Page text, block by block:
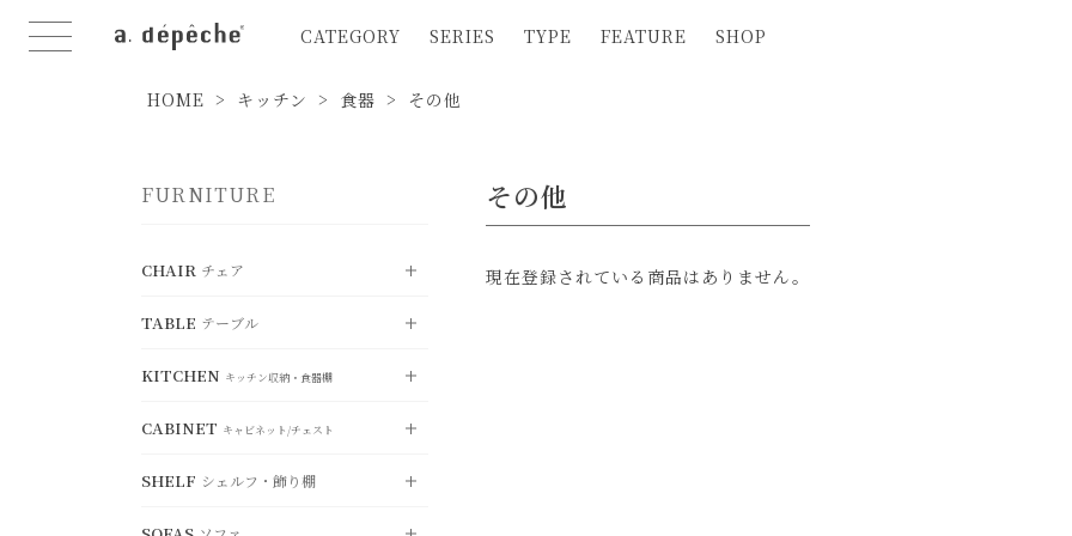
CATEGORY SERIES TYPE FEATURE SHOP
HOME キッチン 食器 その他
FURNITURE
CHAIR チェア
VIEW ALL すべて見る
DINING CHAIR ダイニングチェア
STOOL スツール
COUNTER CHAIR カウンターチェア
FOLDING CHAIR
TABLE テーブル
VIEW ALL すべて見る
DINING TABLE ダイニングテーブル
LIVING TABLE リビングテーブル
SIDE TABLE
KITCHEN キッチン収納・食器棚
VIEW ALL すべて見る
KITCHEN BOARD キッチンボード
CABINET キャビネット/チェスト
VIEW ALL すべて見る
SHELF シェルフ・飾り棚
その他
現在登録されている商品はありません。